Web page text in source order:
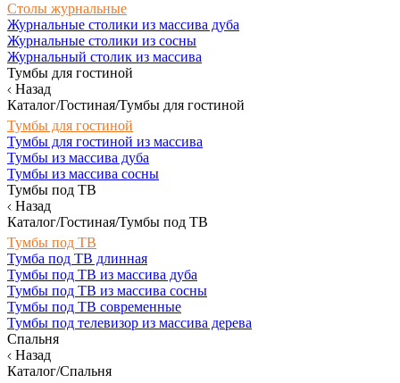
Столы журнальные
Журнальные столики из массива дуба
Журнальные столики из сосны
Журнальный столик из массива
Тумбы для гостиной
Назад
Каталог/Гостиная/Тумбы для гостиной
Тумбы для гостиной
Тумбы для гостиной из массива
Тумбы из массива дуба
Тумбы из массива сосны
Тумбы под ТВ
Назад
Каталог/Гостиная/Тумбы под ТВ
Тумбы под ТВ
Тумба под ТВ длинная
Тумбы под ТВ из массива дуба
Тумбы под ТВ из массива сосны
Тумбы под ТВ современные
Тумбы под телевизор из массива дерева
Спальня
Назад
Каталог/Спальня